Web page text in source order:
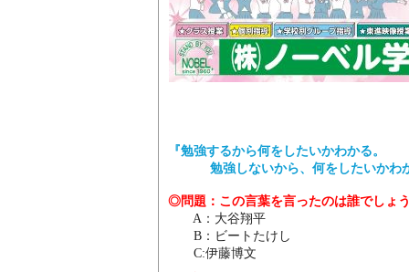
『勉強するから何をしたいかわかる。
勉強しないから、何をしたいか
◎問題：この言葉を言ったのは誰でしょ
A ：大谷翔平
B：ビートたけし
C:伊藤博文